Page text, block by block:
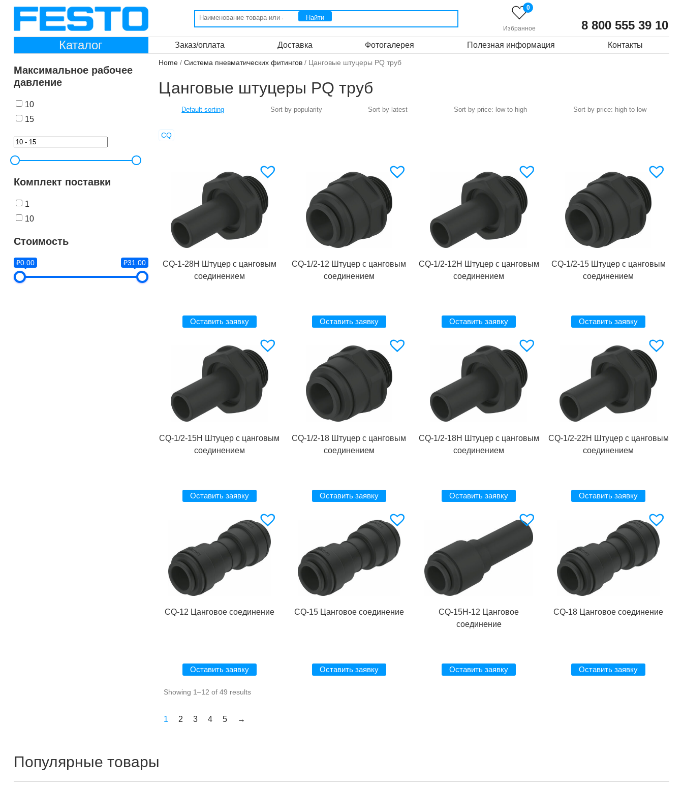
Избранное
0
8 800 555 39 10
Каталог
Заказ/оплата Доставка Фотогалерея Полезная информация Контакты
Максимальное рабочее
давление
10
15
Комплект поставки
1
10
Стоимость
₽0.00 ₽31.00
Home/ Система пневматических фитингов/ Цанговые штуцеры PQ труб
Цанговые штуцеры PQ труб
CQ
CQ-1-28H Штуцер с цанговым
соединением
Оставить заявку
CQ-1/2-12 Штуцер с цанговым
соединением
Оставить заявку
CQ-1/2-12H Штуцер с цанговым
соединением
Оставить заявку
CQ-1/2-15 Штуцер с цанговым
соединением
Оставить заявку
CQ-1/2-15H Штуцер с цанговым
соединением
Оставить заявку
CQ-1/2-18 Штуцер с цанговым
соединением
Оставить заявку
CQ-1/2-18H Штуцер с цанговым
соединением
Оставить заявку
CQ-1/2-22H Штуцер с цанговым
соединением
Оставить заявку
CQ-12 Цанговое соединение
Оставить заявку
CQ-15 Цанговое соединение
Оставить заявку
CQ-15H-12 Цанговое
соединение
Оставить заявку
CQ-18 Цанговое соединение
Оставить заявку
Showing 1–12 of 49 results
1 2 3 4 5 →
Популярные товары